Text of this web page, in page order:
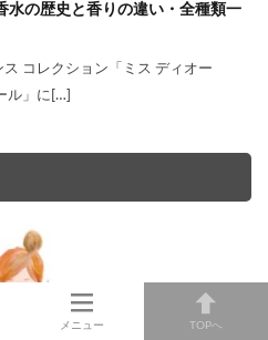
水の歴史と香りの違い・全種類一
コレクション「ミス ディオー
ル」に[…]
メニュー TOPへ